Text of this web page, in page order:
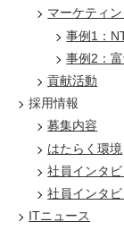
マーケティ
事例1：
事例2：
貢献活動
採用情報
募集内容
はたらく環境
社員インタビ
社員インタ
ITニュース